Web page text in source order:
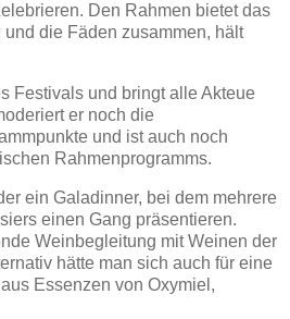
Den Rahmen bietet das
die Fäden zusammen, hält
Festivals und bringt alle Akteue
er noch die
und ist auch noch
Rahmenprogramms.
ein Galadinner, bei dem mehrere
einen Gang präsentieren.
Weinbegleitung mit Weinen der
hätte man sich auch für eine
Essenzen von Oxymiel,